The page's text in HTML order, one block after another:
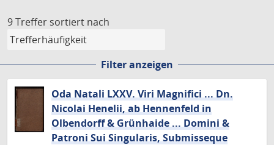
9 Treffer sortiert nach
Filter anzeigen
Oda Natali LXXV. Viri Magnifici ... Dn.
Nicolai Henelii, ab Hennenfeld in
Olbendorff & Grünhaide ... Domini &
Patroni Sui Singularis, Submisseque